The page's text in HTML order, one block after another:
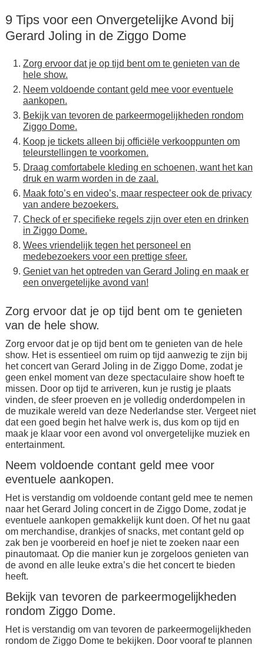
9 Tips voor een Onvergetelijke Avond bij
Gerard Joling in de Ziggo Dome
Zorg ervoor dat je op tijd bent om te genieten van de
hele show.
Neem voldoende contant geld mee voor eventuele
aankopen.
Bekijk van tevoren de parkeermogelijkheden rondom
Ziggo Dome.
Koop je tickets alleen bij officiële verkooppunten om
teleurstellingen te voorkomen.
Draag comfortabele kleding en schoenen, want het kan
druk en warm worden in de zaal.
Maak foto’s en video’s, maar respecteer ook de privacy
van andere bezoekers.
Check of er specifieke regels zijn over eten en drinken
in Ziggo Dome.
Wees vriendelijk tegen het personeel en
medebezoekers voor een prettige sfeer.
Geniet van het optreden van Gerard Joling en maak er
een onvergetelijke avond van!
Zorg ervoor dat je op tijd bent om te genieten
van de hele show.
Zorg ervoor dat je op tijd bent om te genieten van de hele
show. Het is essentieel om ruim op tijd aanwezig te zijn bij
het concert van Gerard Joling in de Ziggo Dome, zodat je
geen enkel moment van deze spectaculaire show hoeft te
missen. Door op tijd te arriveren, kun je rustig je plaats
vinden, de sfeer proeven en je volledig onderdompelen in
de muzikale wereld van deze Nederlandse ster. Vergeet niet
dat een goed begin het halve werk is, dus kom op tijd en
maak je klaar voor een avond vol onvergetelijke muziek en
entertainment.
Neem voldoende contant geld mee voor
eventuele aankopen.
Het is verstandig om voldoende contant geld mee te nemen
naar het Gerard Joling concert in de Ziggo Dome, zodat je
eventuele aankopen gemakkelijk kunt doen. Of het nu gaat
om merchandise, drankjes of snacks, met contant geld op
zak ben je voorbereid en hoef je niet te zoeken naar een
pinautomaat. Op die manier kun je zorgeloos genieten van
de avond en alle leuke extra’s die het concert te bieden
heeft.
Bekijk van tevoren de parkeermogelijkheden
rondom Ziggo Dome.
Het is verstandig om van tevoren de parkeermogelijkheden
rondom de Ziggo Dome te bekijken. Door vooraf te plannen